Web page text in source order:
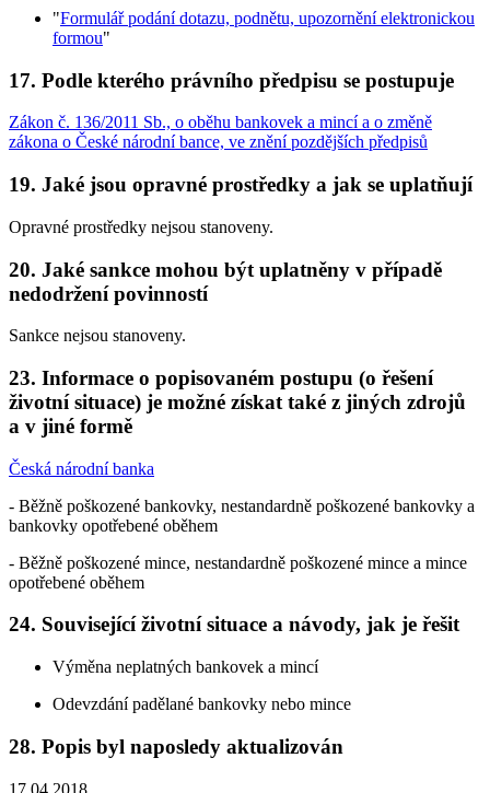
"Formulář podání dotazu, podnětu, upozornění elektronickou
formou"
17. Podle kterého právního předpisu se postupuje
Zákon č. 136/2011 Sb., o oběhu bankovek a mincí a o změně
zákona o České národní bance, ve znění pozdějších předpisů
19. Jaké jsou opravné prostředky a jak se uplatňují
Opravné prostředky nejsou stanoveny.
20. Jaké sankce mohou být uplatněny v případě
nedodržení povinností
Sankce nejsou stanoveny.
23. Informace o popisovaném postupu (o řešení
životní situace) je možné získat také z jiných zdrojů
a v jiné formě
Česká národní banka
- Běžně poškozené bankovky, nestandardně poškozené bankovky a
bankovky opotřebené oběhem
- Běžně poškozené mince, nestandardně poškozené mince a mince
opotřebené oběhem
24. Související životní situace a návody, jak je řešit
Výměna neplatných bankovek a mincí
Odevzdání padělané bankovky nebo mince
28. Popis byl naposledy aktualizován
17.04.2018